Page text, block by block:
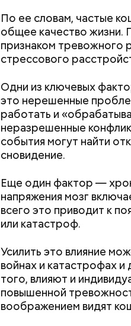
По ее словам, частые
общее качество жизни.
признаком тревожного
стрессового
Одни из ключевых
это нерешенные
работать и
неразрешенные
события могут найти
сновидение.
Еще один фактор —
напряжения мозг
всего это приводит к
или катастроф.
Усилить это влияние
войнах и катастрофах
того, влияют и
повышенной
воображением видят
— Кабачки, порезанные
сковороде. К ним
оливковое масло.
Копылов.
Однако диетолог
полезна. В первую
— Наиболее
творогом и сыром,
используется немного,
разнообразнее рацион
исключает
заверил специалист.
Дебошир и
силовиков:
Гилман,